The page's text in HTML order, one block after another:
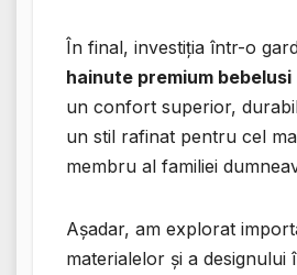
În final, investiția într-o
hainute premium bebelusi
un confort superior,
un stil rafinat pentru cel
membru al familiei
Așadar, am explorat
materialelor și a designului